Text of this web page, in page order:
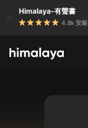
Himalaya-有聲書
4.8k 安裝